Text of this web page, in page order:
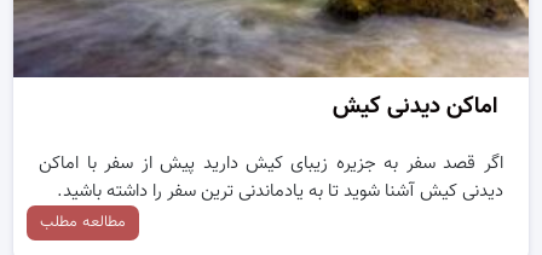
اماکن دیدنی کیش
اگر قصد سفر به جزیره زیبای کیش دارید پیش از سفر با اماکن
دیدنی کیش آشنا شوید تا به یادماندنی ترین سفر را داشته باشید.
مطالعه مطلب